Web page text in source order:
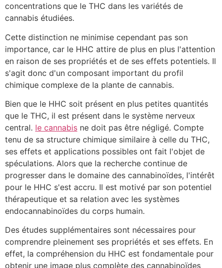
concentrations que le THC dans les variétés de
cannabis étudiées.
Cette distinction ne minimise cependant pas son
importance, car le HHC attire de plus en plus l'attention
en raison de ses propriétés et de ses effets potentiels. Il
s'agit donc d'un composant important du profil
chimique complexe de la plante de cannabis.
Bien que le HHC soit présent en plus petites quantités
que le THC, il est présent dans le système nerveux
central. le cannabis ne doit pas être négligé. Compte
tenu de sa structure chimique similaire à celle du THC,
ses effets et applications possibles ont fait l'objet de
spéculations. Alors que la recherche continue de
progresser dans le domaine des cannabinoïdes, l'intérêt
pour le HHC s'est accru. Il est motivé par son potentiel
thérapeutique et sa relation avec les systèmes
endocannabinoïdes du corps humain.
Des études supplémentaires sont nécessaires pour
comprendre pleinement ses propriétés et ses effets. En
effet, la compréhension du HHC est fondamentale pour
obtenir une image plus complète des cannabinoïdes